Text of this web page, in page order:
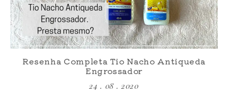
Resenha Completa Tio Nacho Antiqueda
Engrossador
24 . 08 . 2020